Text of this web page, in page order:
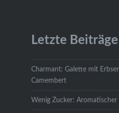
Letzte Beiträge
Charmant: Galette mit
Camembert
Wenig Zucker: Aromatischer